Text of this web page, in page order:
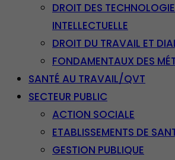
DROIT DES
INTELLECTUELLE
DROIT DU TRAVAIL ET
FONDAMENTAUX DES
SANTÉ AU TRAVAIL/QVT
SECTEUR PUBLIC
ACTION SOCIALE
ETABLISSEMENTS DE
GESTION PUBLIQUE